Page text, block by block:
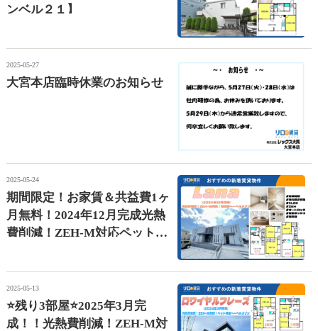
ンベル２１】
2025-05-27
大宮本店臨時休業のお知らせ
2025-05-24
期間限定！お家賃＆共益費1ヶ
月無料！2024年12月完成光熱
費削減！ZEH-M対応ペット共
2025-05-13
⭐残り3部屋⭐2025年3月完
成！！光熱費削減！ZEH-M対